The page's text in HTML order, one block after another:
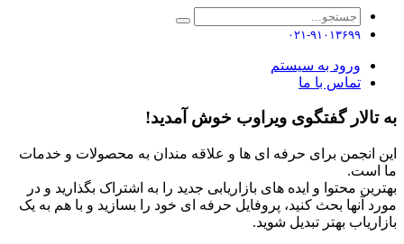
۰۲۱-۹۱۰۱۳۶۹۹
ورود به سیستم
تماس با ما
به تالار گفتگوی ویراوب خوش آمدید!
این انجمن برای حرفه ای ها و علاقه مندان به محصولات و خدمات
ما است.
بهترین محتوا و ایده های بازاریابی جدید را به اشتراک بگذارید و در
مورد آنها بحث کنید، پروفایل حرفه ای خود را بسازید و با هم به یک
بازاریاب بهتر تبدیل شوید.